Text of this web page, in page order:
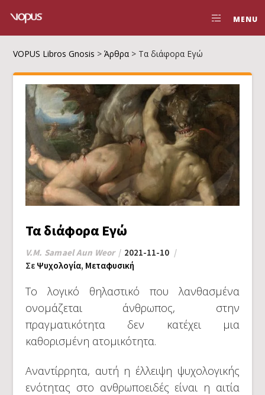
MENU
VOPUS Libros Gnosis >Άρθρα > Τα διάφορα Εγώ
Τα διάφορα Εγώ
V.M. Samael Aun Weor
2021-11-10
Σε Ψυχολογία, Μεταφυσική
Το λογικό θηλαστικό που λανθασμένα
ονομάζεται άνθρωπος, στην
πραγματικότητα δεν κατέχει μια
καθορισμένη ατομικότητα.
Αναντίρρητα, αυτή η έλλειψη ψυχολογικής
ενότητας στο ανθρωποειδές είναι η αιτία